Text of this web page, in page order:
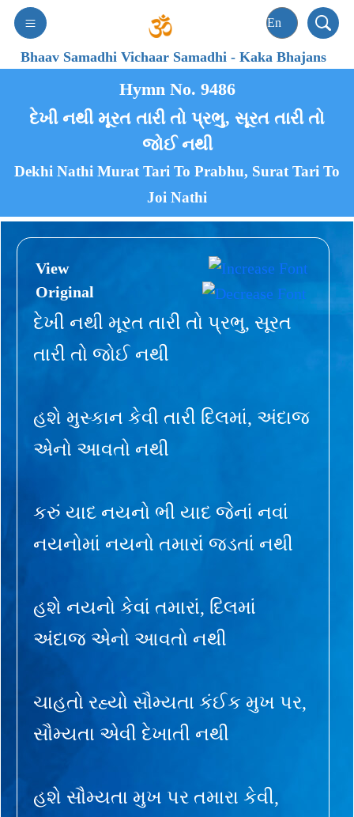
Bhaav Samadhi Vichaar Samadhi-Kaka Bhajans
Hymn No. 9486
દેખી નથી મૂરત તારી તો પ્રભુ, સૂરત તારી તો
જોઈ નથી
Dekhi Nathi Murat Tari To Prabhu, Surat Tari To
Joi Nathi
View
Original
દેખી નથી મૂરત તારી તો પ્રભુ, સૂરત
તારી તો જોઈ નથી
હશે મુસ્કાન કેવી તારી દિલમાં, અંદાજ
એનો આવતો નથી
કરું યાદ નયનો ભી યાદ જેનાં નવાં
નયનોમાં નયનો તમારાં જડતાં નથી
હશે નયનો કેવાં તમારાં, દિલમાં
અંદાજ એનો આવતો નથી
ચાહતો રહ્યો સૌમ્યતા કંઈક મુખ પર,
સૌમ્યતા એવી દેખાતી નથી
હશે સૌમ્યતા મુખ પર તમારા કેવી,